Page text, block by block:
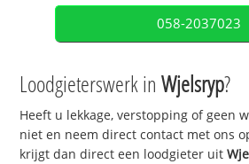
058-2037023
Loodgieterswerk inWjelsryp?
Heeft u lekkage, verstopping of geen
niet en neem direct contact met ons
krijgt dan direct een loodgieter uit